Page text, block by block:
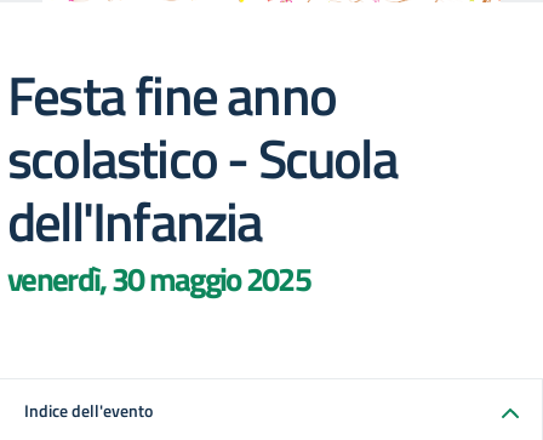
Festa fine anno
scolastico - Scuola
dell'Infanzia
venerdì, 30 maggio 2025
Indice dell'evento